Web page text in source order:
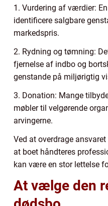
1. Vurdering af værdier:
identificere salgbare
markedspris.
2. Rydning og tømning:
fjernelse af indbo og
genstande på miljørigtig
3. Donation: Mange
møbler til velgørende
arvingerne.
Ved at overdrage
at boet håndteres
kan være en stor lettelse
At vælge den